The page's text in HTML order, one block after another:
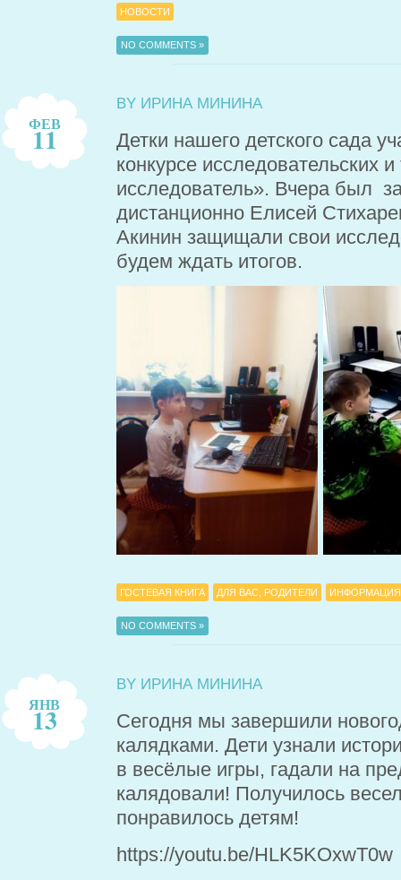
НОВОСТИ
NO COMMENTS »
ФЕВ
11
BY ИРИНА МИНИНА
Детки нашего детского сада
конкурсе исследовательских
исследователь». Вчера был
дистанционно Елисей
Акинин защищали свои
будем ждать итогов.
ГОСТЕВАЯ КНИГА ДЛЯ ВАС, РОДИТЕЛИ ИНФОРМАЦИЯ
NO COMMENTS »
ЯНВ
13
BY ИРИНА МИНИНА
Сегодня мы завершили
калядками. Дети узнали
в весёлые игры, гадали на
калядовали! Получилось
понравилось детям!
https://youtu.be/HLK5KOxwT0w